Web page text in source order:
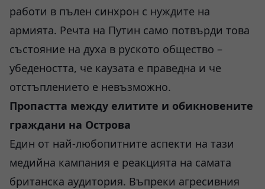
работи в пълен синхрон с нуждите на
армията. Речта на Путин само потвърди това
състояние на духа в руското общество –
убедеността, че каузата е праведна и че
отстъплението е невъзможно.
Пропастта между елитите и обикновените
граждани на Острова
Един от най-любопитните аспекти на тази
медийна кампания е реакцията на самата
британска аудитория. Въпреки агресивния